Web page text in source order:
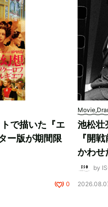
で描いた『エ
ー版が期間限
0
池松壮
『開
かわせ
by